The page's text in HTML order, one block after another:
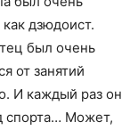
дзюдоист.
был очень
от занятий
И каждый раз он
спорта… Может,